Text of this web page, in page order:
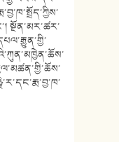
སྔོན་མར་ཚར་